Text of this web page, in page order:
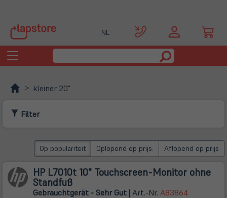
NL
Toggle
navigation
kleiner 20"
Filter
Op populariteit Oplopend op prijs. Aflopend op prijs
HP L7010t 10" Touchscreen-Monitor ohne
Standfuß
Gebrauchtgerät - Sehr Gut | Art.-Nr. A83864